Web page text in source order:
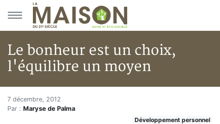
Aller au menu principal
Aller au contenu principal
Le bonheur est un choix,
l'équilibre un moyen
Accueil
Articles
Le bonheur est un choix,
7 décembre, 2012
Par : Maryse de Palma
Développement personnel